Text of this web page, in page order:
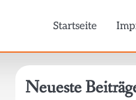
Startseite
Neueste